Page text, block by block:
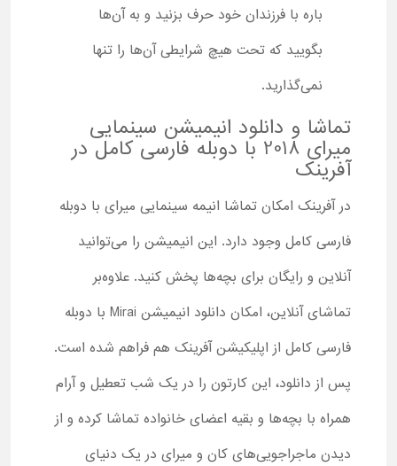
باره با فرزندان خود حرف بزنید و به آن‌ها
بگویید که تحت هیچ شرایطی آن‌ها را تنها
نمی‌گذارید.
تماشا و دانلود انیمیشن سینمایی
میرای 2018 با دوبله فارسی کامل در
آفرینک
در آفرینک امکان تماشا انیمه سینمایی میرای با دوبله
فارسی کامل وجود دارد. این انیمیشن را می‌توانید
آنلاین و رایگان برای بچه‌ها پخش کنید. علاوه‌بر
تماشای آنلاین، امکان دانلود انیمیشن Mirai با دوبله
فارسی کامل از اپلیکیشن آفرینک هم فراهم شده است.
پس از دانلود، این کارتون را در یک شب تعطیل و آرام
همراه با بچه‌ها و بقیه اعضای خانواده تماشا کرده و از
دیدن ماجراجویی‌های کان و میرای در یک دنیای